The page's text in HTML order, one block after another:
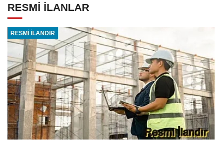
RESMİ İLANLAR
RESMİ İLANDIR